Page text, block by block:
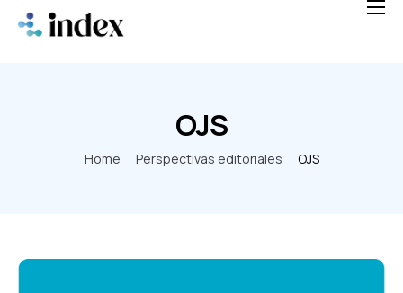
Home
Nosotros
OJS
Home Perspectivas editoriales OJS